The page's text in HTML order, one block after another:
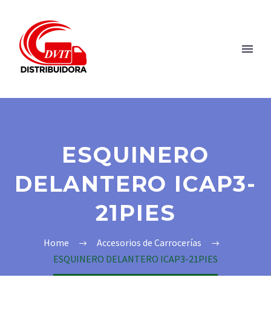
ESQUINERO
DELANTERO ICAP3-
21PIES
Home
Accesorios de Carrocerías
ESQUINERO DELANTERO ICAP3-21PIES